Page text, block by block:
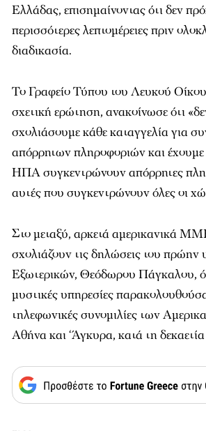
Ελλάδας, επισημαίνοντας ότι δεν
περισσότερες λεπτομέρειες πριν
διαδικασία.
Το Γραφείο Τύπου του Λευκού
σχετική ερώτηση, ανακοίνωσε ότι
σχολιάσουμε κάθε καταγγελία για
απόρρητων πληροφοριών και έχουμε
ΗΠΑ συγκεντρώνουν απόρρητες
αυτές που συγκεντρώνουν όλες οι
Στο μεταξύ, αρκετά αμερικανικά
σχολιάζουν τις δηλώσεις του πρώην
Εξωτερικών, Θεόδωρου Πάγκαλου,
μυστικές υπηρεσίες
τηλεφωνικές συνομιλίες των
Αθήνα και ‘Άγκυρα, κατά τη